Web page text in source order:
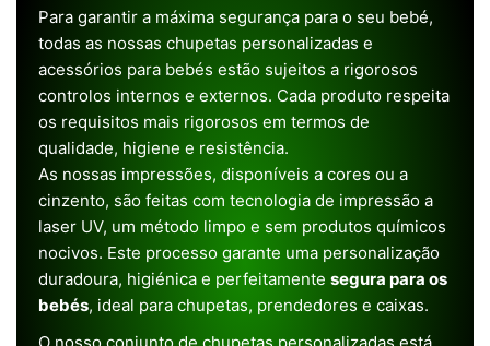
Para garantir a máxima segurança para o seu bebé,
todas as nossas chupetas personalizadas e
acessórios para bebés estão sujeitos a rigorosos
controlos internos e externos. Cada produto respeita
os requisitos mais rigorosos em termos de
qualidade, higiene e resistência.
As nossas impressões, disponíveis a cores ou a
cinzento, são feitas com tecnologia de impressão a
laser UV, um método limpo e sem produtos químicos
nocivos. Este processo garante uma personalização
duradoura, higiénica e perfeitamente segura para os
bebés, ideal para chupetas, prendedores e caixas.